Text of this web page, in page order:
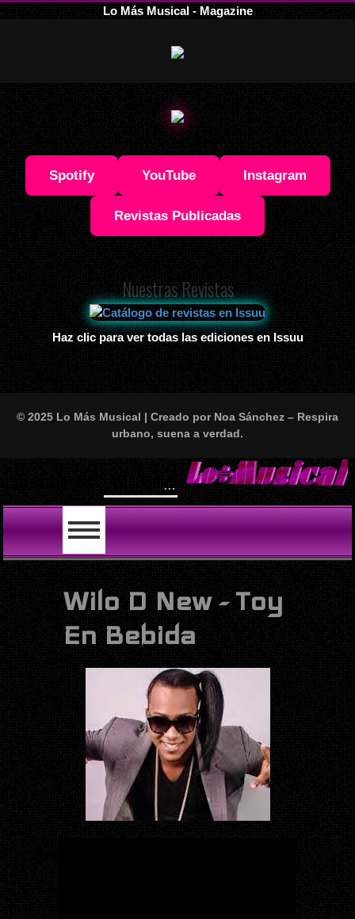
Lo Más Musical - Magazine
Spotify YouTube Instagram
Revistas Publicadas
Nuestras Revistas
Haz clic para ver todas las ediciones en Issuu
© 2025 Lo Más Musical | Creado por Noa Sánchez – Respira
urbano, suena a verdad.
LO ÚLTIMO Will Smith se tira un temazo con I
Wilo D New - Toy
En Bebida